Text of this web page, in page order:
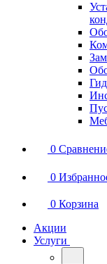
0
0
0 Корзина
Акции
Услуги